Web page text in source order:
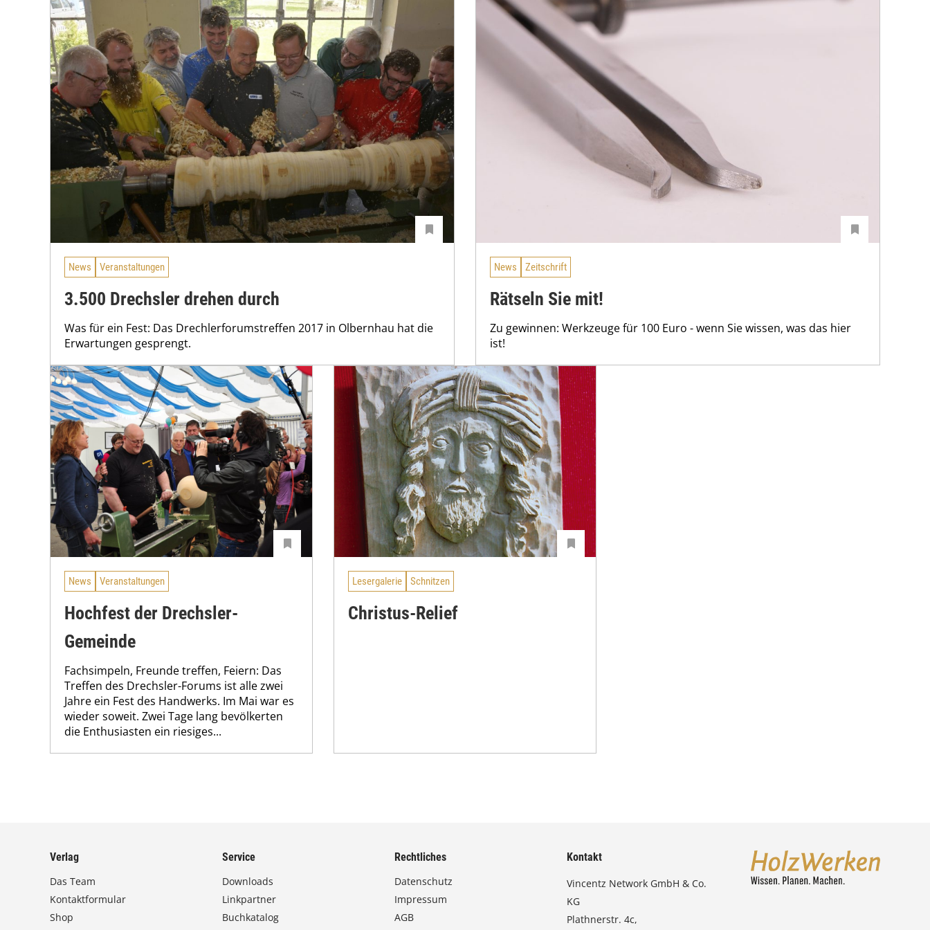
News Veranstaltungen
3.500 Drechsler drehen durch
Was für ein Fest: Das Drechlerforumstreffen 2017 in Olbernhau hat die
Erwartungen gesprengt.
News Zeitschrift
Rätseln Sie mit!
Zu gewinnen: Werkzeuge für 100 Euro - wenn Sie wissen, was das hier
ist!
News Veranstaltungen
Hochfest der Drechsler-
Gemeinde
Fachsimpeln, Freunde treffen, Feiern: Das
Treffen des Drechsler-Forums ist alle zwei
Jahre ein Fest des Handwerks. Im Mai war es
wieder soweit. Zwei Tage lang bevölkerten
die Enthusiasten ein riesiges...
Lesergalerie Schnitzen
Christus-Relief
Verlag
Das Team
Kontaktformular
Shop
Service
Downloads
Linkpartner
Buchkatalog
Rechtliches
Datenschutz
Impressum
AGB
Kontakt
Vincentz Network GmbH & Co.
KG
Plathnerstr. 4c,